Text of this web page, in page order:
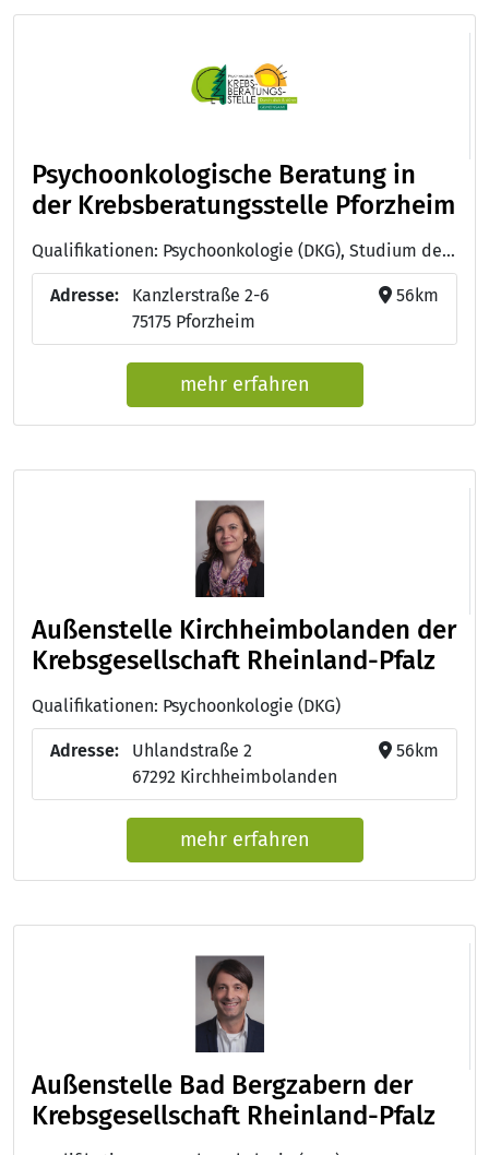
Psychoonkologische Beratung in
der Krebsberatungsstelle Pforzheim
Qualifikationen: Psychoonkologie (DKG), Studium der Psychologie
Adresse:
Kanzlerstraße 2-6
75175 Pforzheim
56km
mehr erfahren
Außenstelle Kirchheimbolanden der
Krebsgesellschaft Rheinland-Pfalz
Qualifikationen: Psychoonkologie (DKG)
Adresse:
Uhlandstraße 2
67292 Kirchheimbolanden
56km
mehr erfahren
Außenstelle Bad Bergzabern der
Krebsgesellschaft Rheinland-Pfalz